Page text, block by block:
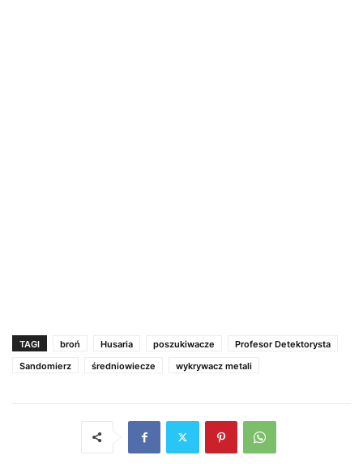
TAGI broń Husaria poszukiwacze
Profesor Detektorysta
Sandomierz
średniowiecze wykrywacz metali